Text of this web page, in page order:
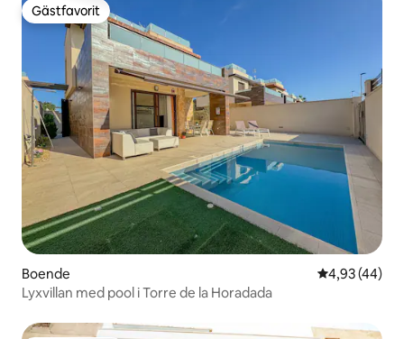
Gästfavorit
Gästfavorit
Boende 4,93 av 5 i
4,93 (44)
Lyxvillan med pool i Torre de la Horadada